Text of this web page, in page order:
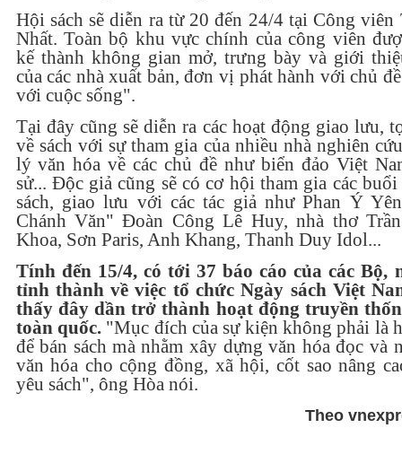
Hội sách sẽ diễn ra từ 20 đến 24/4 tại Công viên
Nhất. Toàn bộ khu vực chính của công viên
kế thành không gian mở, trưng bày và giới
của các nhà xuất bản, đơn vị phát hành với chủ
với cuộc sống".
Tại đây cũng sẽ diễn ra các hoạt động giao lưu,
về sách với sự tham gia của nhiều nhà nghiên
lý văn hóa về các chủ đề như biển đảo Việt
sử... Độc giả cũng sẽ có cơ hội tham gia các buổi
sách, giao lưu với các tác giả như Phan Ý
Chánh Văn" Đoàn Công Lê Huy, nhà thơ
Khoa, Sơn Paris, Anh Khang, Thanh Duy Idol...
Tính đến 15/4, có tới 37 báo cáo của các Bộ,
tỉnh thành về việc tổ chức Ngày sách Việt
thấy đây dần trở thành hoạt động truyền
toàn quốc."Mục đích của sự kiện không phải là
để bán sách mà nhằm xây dựng văn hóa đọc và
văn hóa cho cộng đồng, xã hội, cốt sao nâng
yêu sách", ông Hòa nói.
Theo